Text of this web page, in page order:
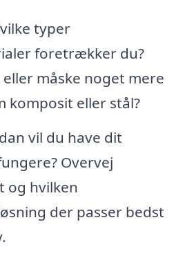
typer
foretrækker du?
måske noget mere
komposit eller stål?
vil du have dit
Overvej
og hvilken
der passer bedst